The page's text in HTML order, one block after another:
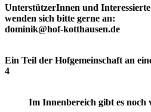
UnterstützerInnen und
wenden sich bitte gerne an:
dominik@hof-kotthausen.de
Ein Teil der Hofgemeinschaft an
4
Im Innenbereich gibt es noch